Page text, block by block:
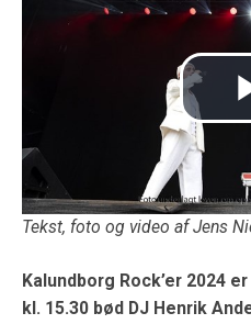
Tekst, foto og video af Jens
Kalundborg Rock’er 2024
kl. 15.30 bød DJ Henrik